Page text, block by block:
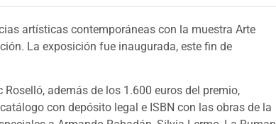
artísticas contemporáneas con la muestra Arte
La exposición fue inaugurada, este fin de
además de los 1.600 euros del premio,
con depósito legal e ISBN con las obras de la